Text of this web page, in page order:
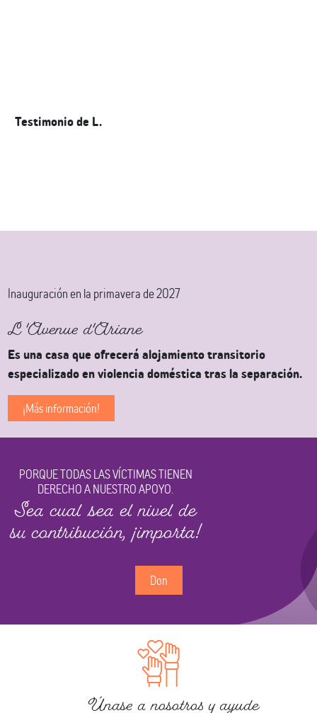
Testimonio de L.
Inauguración en la primavera de 2027
L'Avenue d'Ariane
Es una casa que ofrecerá alojamiento transitorio
especializado en violencia doméstica tras la separación.
¡Más información!
PORQUE TODAS LAS VÍCTIMAS TIENEN
DERECHO A NUESTRO APOYO.
Sea cual sea el nivel de
su contribución, ¡importa!
Don